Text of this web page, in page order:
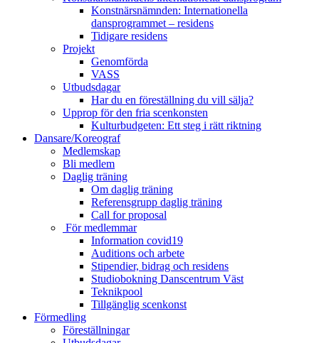
Konstnärsnämnden: Internationella
dansprogrammet – residens
Tidigare residens
Projekt
Genomförda
VASS
Utbudsdagar
Har du en föreställning du vill sälja?
Upprop för den fria scenkonsten
Kulturbudgeten: Ett steg i rätt riktning
Dansare/Koreograf
Medlemskap
Bli medlem
Daglig träning
Om daglig träning
Referensgrupp daglig träning
Call for proposal
För medlemmar
Information covid19
Auditions och arbete
Stipendier, bidrag och residens
Studiobokning Danscentrum Väst
Teknikpool
Tillgänglig scenkonst
Förmedling
Föreställningar